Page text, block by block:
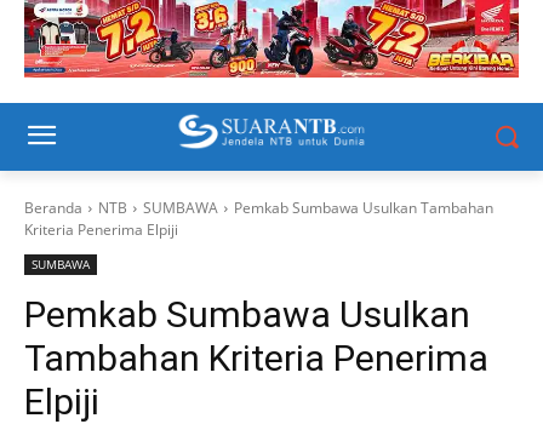
Beranda NTB SUMBAWA
Pemkab Sumbawa Usulkan Tambahan
Kriteria Penerima Elpiji
SUMBAWA
Pemkab Sumbawa Usulkan
Tambahan Kriteria Penerima
Elpiji